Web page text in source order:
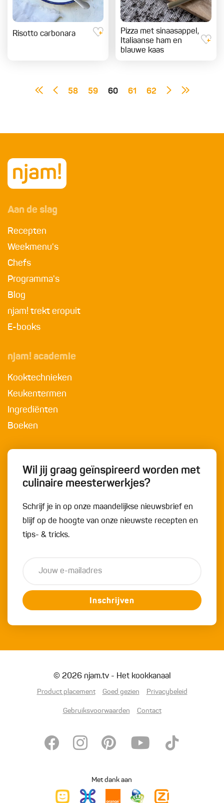
Risotto carbonara
Pizza met sinaasappel,
Italiaanse ham en
blauwe kaas
58 59 60 61 62
Aan de slag
Recepten
Weekmenu's
Chefs
Programma's
Blog
njam! trekt eropuit
E-books
njam! academie
Kooktechnieken
Keukentermen
Ingrediënten
Boeken
Wil jij graag geïnspireerd worden met
culinaire meesterwerkjes?
Schrijf je in op onze maandelijkse nieuwsbrief en
blijf op de hoogte van onze nieuwste recepten en
tips- & tricks.
Inschrijven
© 2026 njam.tv - Het kookkanaal
Product placement Goed gezien Privacybeleid
Gebruiksvoorwaarden Contact
Met dank aan